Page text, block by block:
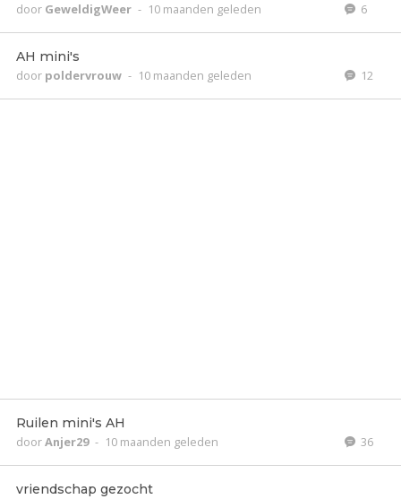
door GeweldigWeer - 10 maanden geleden 6
AH mini's
door poldervrouw - 10 maanden geleden 12
Ruilen mini's AH
doorAnjer29 - 10 maanden geleden 36
vriendschap gezocht